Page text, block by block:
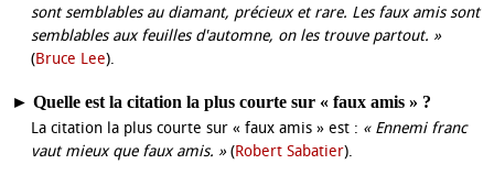
sont semblables au diamant, précieux et rare. Les faux amis sont
semblables aux feuilles d'automne, on les trouve partout. »
(Bruce Lee).
► Quelle est la citation la plus courte sur « faux amis » ?
La citation la plus courte sur « faux amis » est : « Ennemi franc
vaut mieux que faux amis. »(Robert Sabatier).